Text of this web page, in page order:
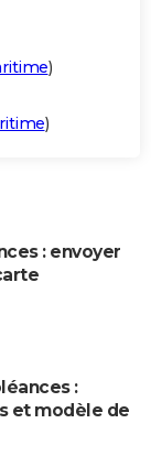
)
)
: envoyer
:
et modèle de